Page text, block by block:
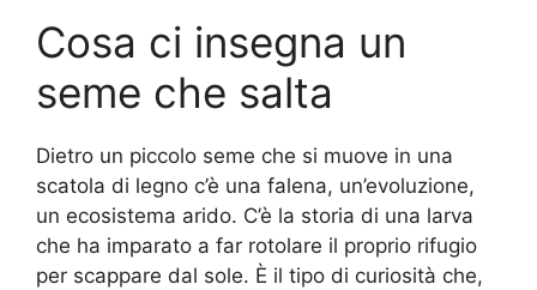
Cosa ci insegna un
seme che salta
Dietro un piccolo seme che si muove in una
scatola di legno c’è una falena, un’evoluzione,
un ecosistema arido. C’è la storia di una larva
che ha imparato a far rotolare il proprio rifugio
per scappare dal sole. È il tipo di curiosità che,